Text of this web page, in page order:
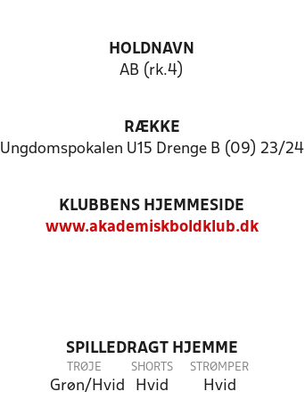
HOLDNAVN
AB (rk.4)
RÆKKE
Ungdomspokalen U15 Drenge B (09) 23/24
KLUBBENS HJEMMESIDE
www.akademiskboldklub.dk
SPILLEDRAGT HJEMME
TRØJE
Grøn/Hvid
SHORTS
Hvid
STRØMPER
Hvid